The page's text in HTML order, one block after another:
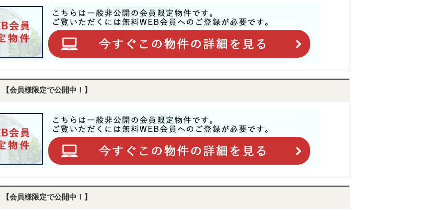
【会員様限定で公開中！】
【会員様限定で公開中！】